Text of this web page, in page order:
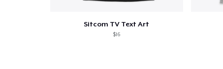
Sitcom TV Text Art
$16